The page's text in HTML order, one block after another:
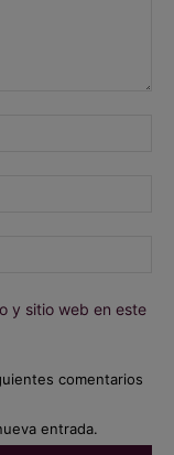
y sitio web en este
comentarios
entrada.